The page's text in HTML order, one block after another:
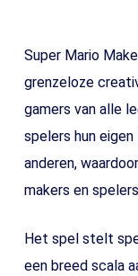
Super Mario
grenzeloze
gamers van alle
spelers hun
anderen,
makers en
Het spel stelt
een breed scala